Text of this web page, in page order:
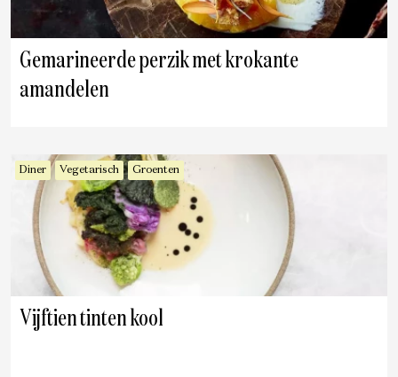
Gemarineerde perzik met krokante
amandelen
Diner Vegetarisch Groenten
Vijftien tinten kool